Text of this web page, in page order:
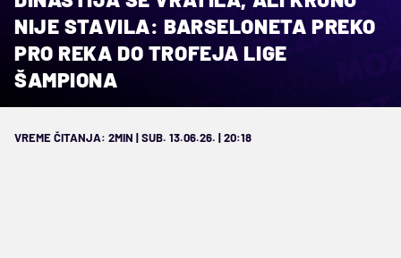
NIJE STAVILA: BARSELONETA PREKO
PRO REKA DO TROFEJA LIGE
ŠAMPIONA
VREME ČITANJA: 2MIN | SUB. 13.06.26. | 20:18